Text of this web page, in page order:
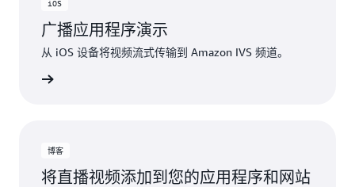
iOS
广播应用程序演示
从 iOS 设备将视频流式传输到 Amazon IVS 频道。
博客
将直播视频添加到您的应用程序和网站